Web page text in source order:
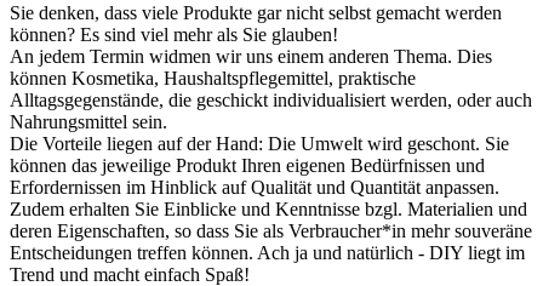
Sie denken, dass viele Produkte gar nicht selbst gemacht werden
können? Es sind viel mehr als Sie glauben!
An jedem Termin widmen wir uns einem anderen Thema. Dies
können Kosmetika, Haushaltspflegemittel, praktische
Alltagsgegenstände, die geschickt individualisiert werden, oder auch
Nahrungsmittel sein.
Die Vorteile liegen auf der Hand: Die Umwelt wird geschont. Sie
können das jeweilige Produkt Ihren eigenen Bedürfnissen und
Erfordernissen im Hinblick auf Qualität und Quantität anpassen.
Zudem erhalten Sie Einblicke und Kenntnisse bzgl. Materialien und
deren Eigenschaften, so dass Sie als Verbraucher*in mehr souveräne
Entscheidungen treffen können. Ach ja und natürlich - DIY liegt im
Trend und macht einfach Spaß!